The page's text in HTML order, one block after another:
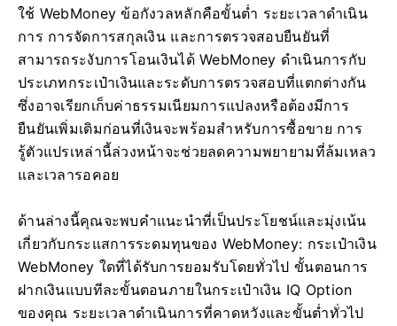
ใช้ WebMoney ข้อกังวลหลักคือขั้นต่ำ ระยะเวลาดำเนิน
การ การจัดการสกุลเงิน และการตรวจสอบยืนยันที่
สามารถระงับการโอนเงินได้ WebMoney ดำเนินการกับ
ประเภทกระเป๋าเงินและระดับการตรวจสอบที่แตกต่างกัน
ซึ่งอาจเรียกเก็บค่าธรรมเนียมการแปลงหรือต้องมีการ
ยืนยันเพิ่มเติมก่อนที่เงินจะพร้อมสำหรับการซื้อขาย การ
รู้ตัวแปรเหล่านี้ล่วงหน้าจะช่วยลดความพยายามที่ล้มเหลว
และเวลารอคอย
ด้านล่างนี้คุณจะพบคำแนะนำที่เป็นประโยชน์และมุ่งเน้น
เกี่ยวกับกระแสการระดมทุนของ WebMoney: กระเป๋าเงิน
WebMoney ใดที่ได้รับการยอมรับโดยทั่วไป ขั้นตอนการ
ฝากเงินแบบทีละขั้นตอนภายในกระเป๋าเงิน IQ Option
ของคุณ ระยะเวลาดำเนินการที่คาดหวังและขั้นต่ำทั่วไป